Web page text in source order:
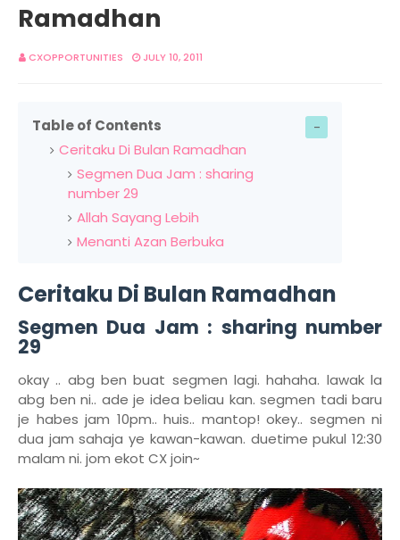
Ramadhan
CXOPPORTUNITIES JULY 10, 2011
Table of Contents
Ceritaku Di Bulan Ramadhan
Segmen Dua Jam : sharing
number 29
Allah Sayang Lebih
Menanti Azan Berbuka
Ceritaku Di Bulan Ramadhan
Segmen Dua Jam : sharing number
29
okay .. abg ben buat segmen lagi. hahaha. lawak la
abg ben ni.. ade je idea beliau kan. segmen tadi baru
je habes jam 10pm.. huis.. mantop! okey.. segmen ni
dua jam sahaja ye kawan-kawan. duetime pukul 12:30
malam ni. jom ekot CX join~